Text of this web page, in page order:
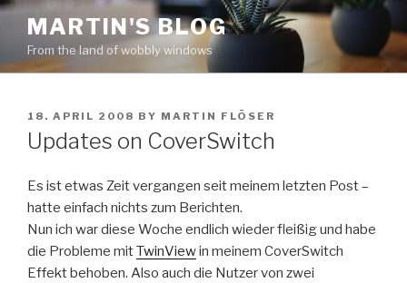
Skip
content
MARTIN'S BLOG
From the land of wobbly windows
POSTED
ON
18. APRIL 2008 BY MARTIN FLÖSER
Updates on CoverSwitch
Es ist etwas Zeit vergangen seit meinem letzten Post –
hatte einfach nichts zum Berichten.
Nun ich war diese Woche endlich wieder fleißig und habe
die Probleme mitTwinViewin meinem CoverSwitch
Effekt behoben. Also auch die Nutzer von zwei